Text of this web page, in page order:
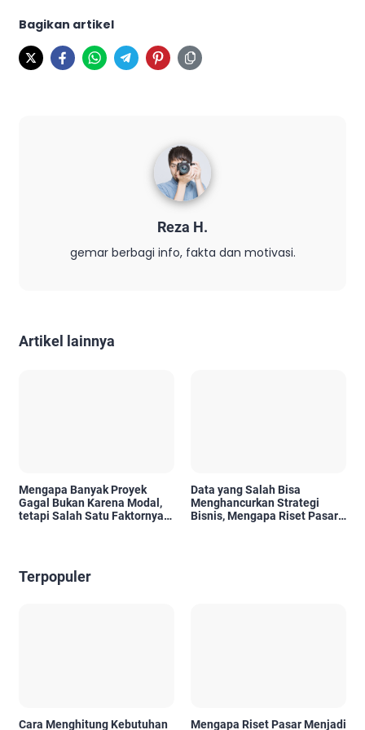
Bagikan artikel
Reza H.
gemar berbagi info, fakta dan motivasi.
Artikel lainnya
Mengapa Banyak Proyek
Gagal Bukan Karena Modal,
tetapi Salah Satu Faktornya
Data yang Salah Bisa
Menghancurkan Strategi
Bisnis, Mengapa Riset Pasar
Terpopuler
Cara Menghitung Kebutuhan
Mengapa Riset Pasar Menjadi